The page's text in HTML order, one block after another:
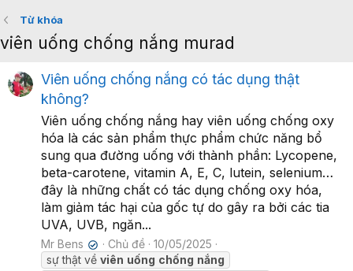
Từ khóa
viên uống chống nắng murad
Viên uống chống nắng có tác dụng thật
không?
Viên uống chống nắng hay viên uống chống oxy
hóa là các sản phẩm thực phẩm chức năng bổ
sung qua đường uống với thành phần: Lycopene,
beta-carotene, vitamin A, E, C, lutein, selenium…
đây là những chất có tác dụng chống oxy hóa,
làm giảm tác hại của gốc tự do gây ra bởi các tia
UVA, UVB, ngăn...
Mr Bens ✔ Chủ đề
10/05/2025
sự thật về viên uống chống nắng